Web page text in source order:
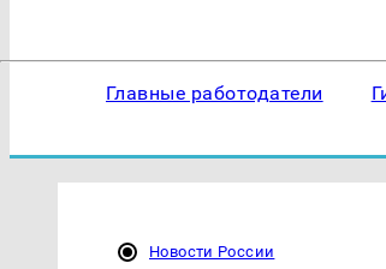
Главные работодатели
Новости России